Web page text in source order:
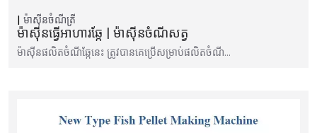
ម៉ាស៊ីនចំណីត្រី
ម៉ាស៊ីនធ្វើអាហារឆ្កែ | ម៉ាស៊ីនចំណីសត្វ
ម៉ាស៊ីន​ផលិត​ចំណី​ឆ្កែ​នេះ ត្រូវ​បាន​គេ​ប្រើ​សម្រាប់​ផលិត​ចំណី…